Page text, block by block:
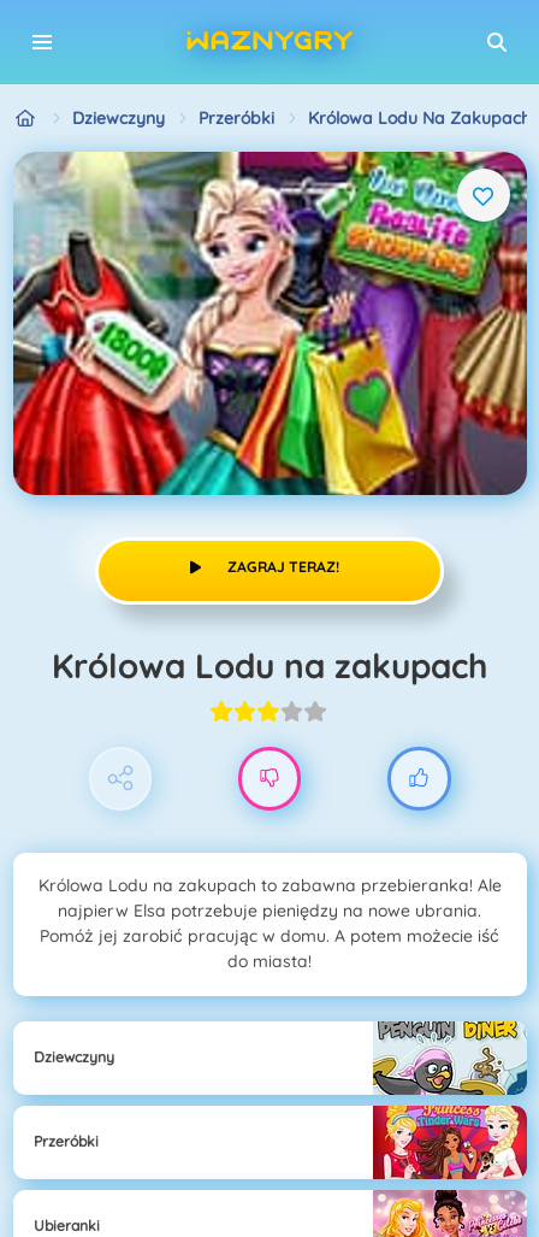
Dziewczyny Przeróbki Królowa Lodu Na Zakupach
ZAGRAJ TERAZ!
Królowa Lodu na zakupach
Królowa Lodu na zakupach to zabawna przebieranka! Ale
najpierw Elsa potrzebuje pieniędzy na nowe ubrania.
Pomóż jej zarobić pracując w domu. A potem możecie iść
do miasta!
Dziewczyny
Przeróbki
Ubieranki